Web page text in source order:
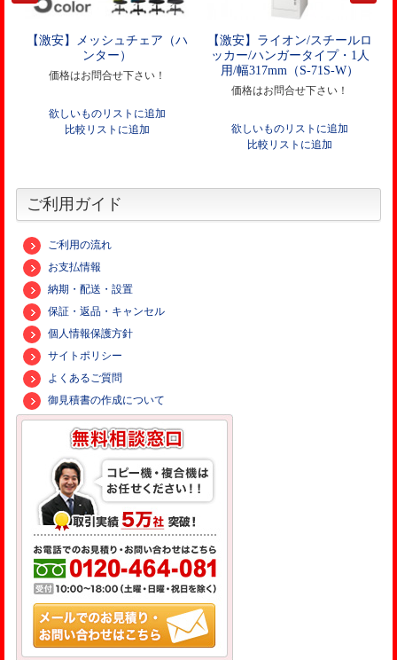
【激安】メッシュチェア（ハ
ンター）
価格はお問合せ下さい！
欲しいものリストに追加
比較リストに追加
【激安】ライオン/スチールロ
ッカー/ハンガータイプ・1人
用/幅317mm（S-71S-W）
価格はお問合せ下さい！
欲しいものリストに追加
比較リストに追加
ご利用ガイド
ご利用の流れ
お支払情報
納期・配送・設置
保証・返品・キャンセル
個人情報保護方針
サイトポリシー
よくあるご質問
御見積書の作成について